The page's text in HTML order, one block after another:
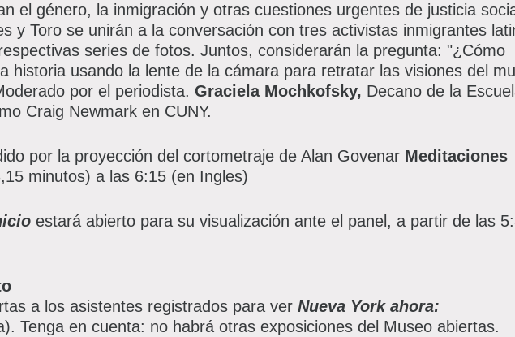
el género, la inmigración y otras cuestiones urgentes de justicia
y Toro se unirán a la conversación con tres activistas inmigrantes
series de fotos. Juntos, considerarán la pregunta: "¿Cómo
historia usando la lente de la cámara para retratar las visiones del
por el periodista. Graciela Mochkofsky, Decano de la
Craig Newmark en CUNY.
por la proyección del cortometraje de Alan Govenar Meditaciones
minutos) a las 6:15 (en Ingles)
estará abierto para su visualización ante el panel, a partir de las
a los asistentes registrados para ver Nueva York ahora:
Tenga en cuenta: no habrá otras exposiciones del Museo abiertas.